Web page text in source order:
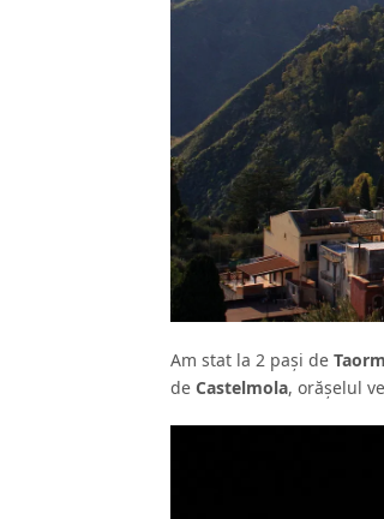
Am stat la 2 paşi de
de Castelmola, orăşelul